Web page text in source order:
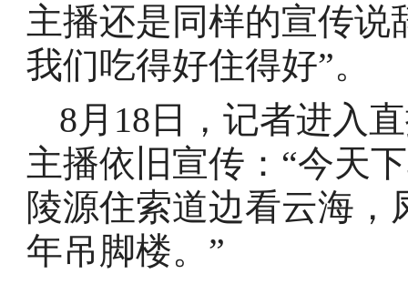
主播还是同样的宣传说
我们吃得好住得好”。
8月18日，记者进入
主播依旧宣传：“今天
陵源住索道边看云海，
年吊脚楼。”